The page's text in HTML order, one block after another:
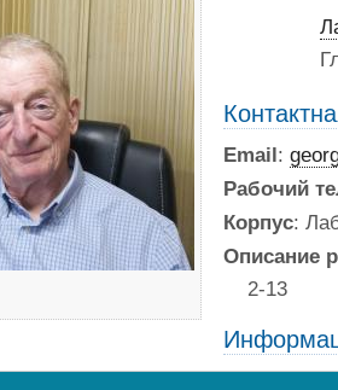
Email:
Рабочий
Корпус:
Описание
2-13